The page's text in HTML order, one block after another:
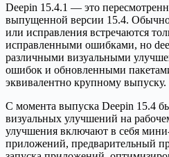
Deepin 15.4.1 — это
выпущенной версии 15.4.
или исправления встречаются
исправленными ошибками, но
различными визуальными
ошибок и обновленными
эквивалентно крупному выпуску.
С момента выпуска Deepin 15.4
визуальных улучшений на
улучшения включают в себя
приложений, предварительный